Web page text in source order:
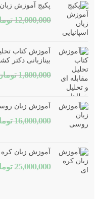
پکیج آموزش زبان
12,000,000
آموزش کتاب
بینازبانی دکتر
1,800,000
آموزش زبان
16,000,000
آموزش زبان
25,000,000